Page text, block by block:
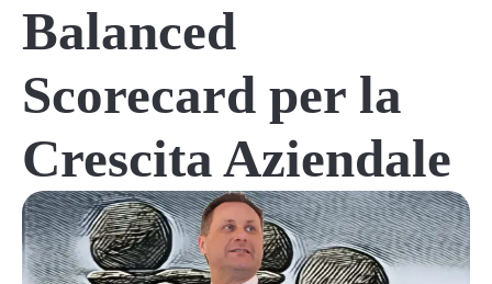
Balanced
Scorecard per la
Crescita Aziendale